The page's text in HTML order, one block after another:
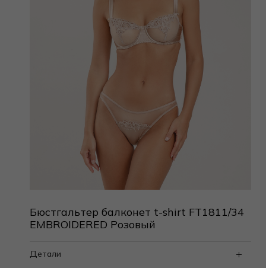
Бюстгальтер балконет t-shirt FT1811/34
EMBROIDERED Розовый
Детали